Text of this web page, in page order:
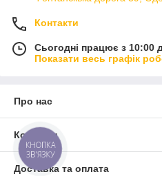
Контакти
Сьогодні працює з 10:00
Показати весь графік
Про нас
Контакти
Доставка та оплата
КНОПКА
ЗВ'ЯЗКУ